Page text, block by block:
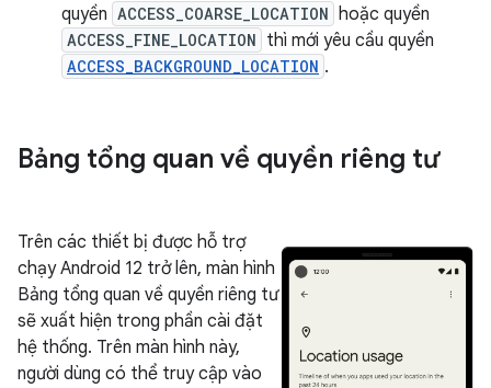
quyền ACCESS_COARSE_LOCATION hoặc quyền
ACCESS_FINE_LOCATION thì mới yêu cầu quyền
ACCESS_BACKGROUND_LOCATION .
Bảng tổng quan về quyền riêng tư
Trên các thiết bị được hỗ trợ
chạy Android 12 trở lên, màn hình
Bảng tổng quan về quyền riêng tư
sẽ xuất hiện trong phần cài đặt
hệ thống. Trên màn hình này,
người dùng có thể truy cập vào